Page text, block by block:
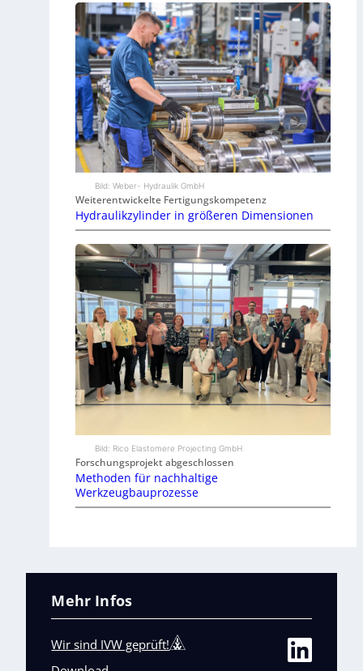
Bild: Weber- Hydraulik GmbH
Weiterentwickelte Fertigungskompetenz
Hydraulikzylinder in größeren Dimensionen
Bild: Rico Elastomere Projecting GmbH
Forschungsprojekt abgeschlossen
Methoden für nachhaltige
Werkzeugbauprozesse
Mehr Infos
Wir sind IVW geprüft!